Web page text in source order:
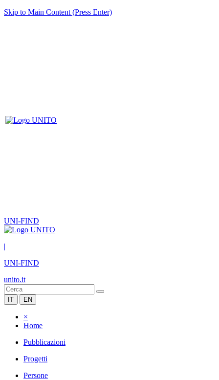
Skip to Main Content (Press Enter)
UNI-FIND
|
UNI-FIND
unito.it
IT EN
×
Home
Pubblicazioni
Progetti
Persone